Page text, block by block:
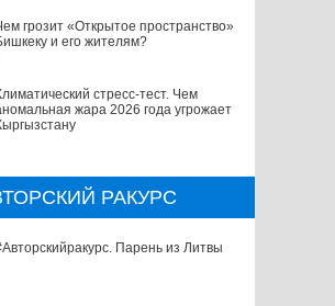
грозит «Открытое пространство»
и его жителям?
стресс-тест. Чем
жара 2026 года угрожает
РАКУРС
Парень из Литвы